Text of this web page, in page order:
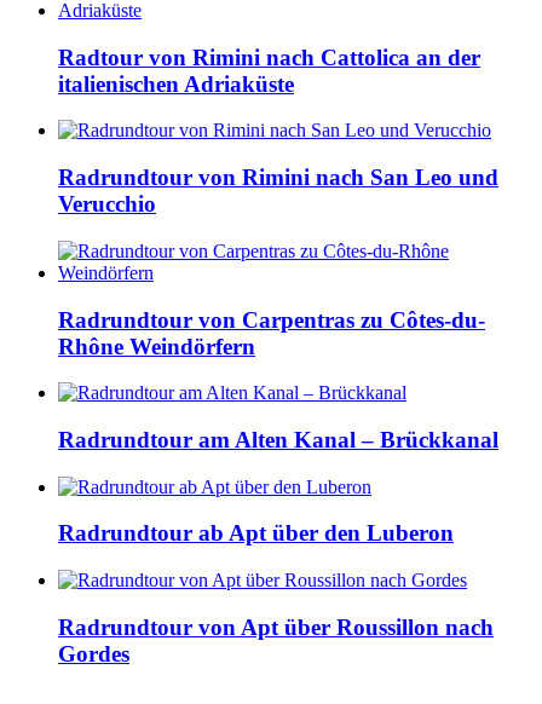
Radtour von Rimini nach Cattolica an der
italienischen Adriaküste
Radrundtour von Rimini nach San Leo und
Verucchio
Radrundtour von Carpentras zu Côtes-du-
Rhône Weindörfern
Radrundtour am Alten Kanal – Brückkanal
Radrundtour ab Apt über den Luberon
Radrundtour von Apt über Roussillon nach
Gordes